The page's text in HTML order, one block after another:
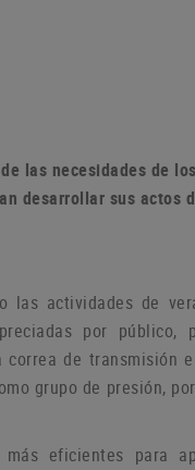
las necesidades de
desarrollar sus actos
las actividades de
por
correa de transmisión
grupo de presión,
más eficientes para